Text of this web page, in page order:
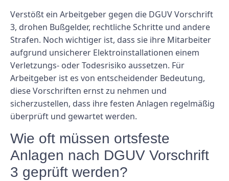
Verstößt ein Arbeitgeber gegen die DGUV Vorschrift
3, drohen Bußgelder, rechtliche Schritte und andere
Strafen. Noch wichtiger ist, dass sie ihre Mitarbeiter
aufgrund unsicherer Elektroinstallationen einem
Verletzungs- oder Todesrisiko aussetzen. Für
Arbeitgeber ist es von entscheidender Bedeutung,
diese Vorschriften ernst zu nehmen und
sicherzustellen, dass ihre festen Anlagen regelmäßig
überprüft und gewartet werden.
Wie oft müssen ortsfeste
Anlagen nach DGUV Vorschrift
3 geprüft werden?